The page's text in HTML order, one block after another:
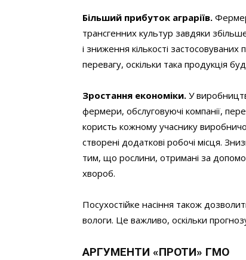
Більший прибуток аграріїв.
трансгенних культур завдяки
і зниження кількості
перевагу, оскільки така продукція
Зростання економіки. У
фермери, обслуговуючі компанії,
користь кожному учаснику
створені додаткові робочі місця.
тим, що рослини, отримані за
хвороб.
Посухостійке насіння також
вологи. Це важливо, оскільки
АРГУМЕНТИ «ПРОТИ» ГМО